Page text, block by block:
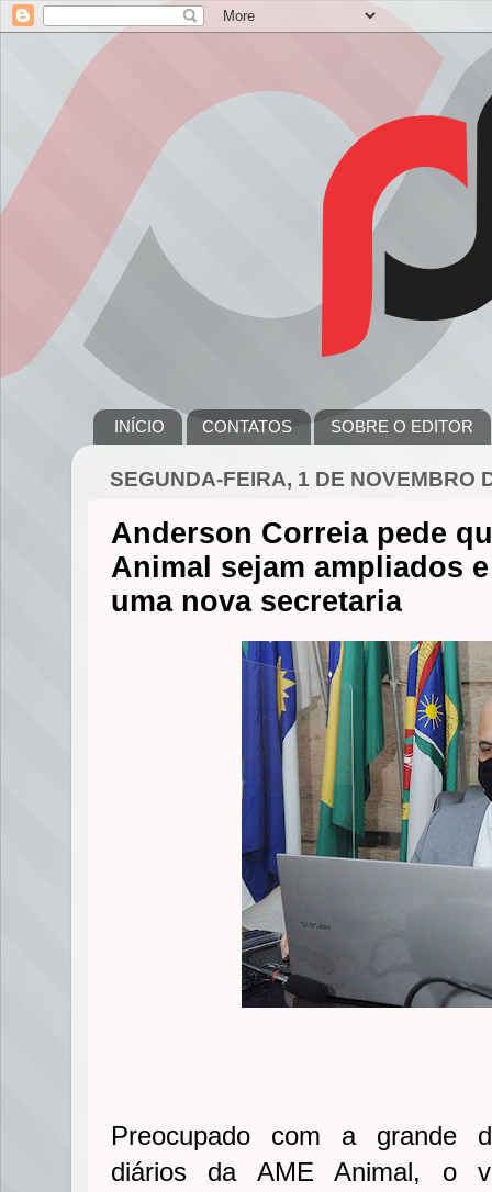
INÍCIO CONTATOS SOBRE O EDITOR
SEGUNDA-FEIRA, 1 DE NOVEMBRO
Anderson Correia pede
Animal sejam ampliados
uma nova secretaria
Preocupado com a grande
diários da AME Animal, o